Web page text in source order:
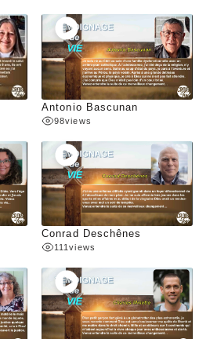
Antonio Bascunan
98views
Conrad Deschênes
111views